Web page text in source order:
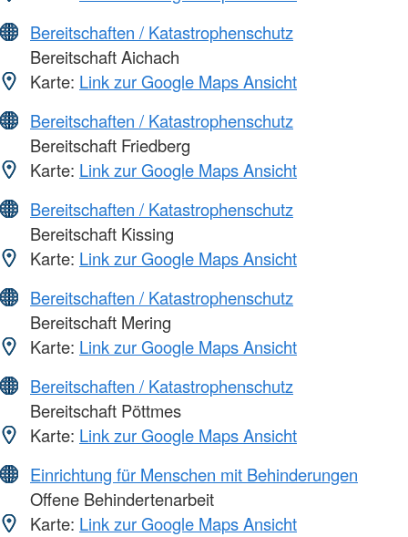
Bereitschaften / Katastrophenschutz
Bereitschaft Aichach
Karte: Link zur Google Maps Ansicht
Bereitschaften / Katastrophenschutz
Bereitschaft Friedberg
Karte: Link zur Google Maps Ansicht
Bereitschaften / Katastrophenschutz
Bereitschaft Kissing
Karte: Link zur Google Maps Ansicht
Bereitschaften / Katastrophenschutz
Bereitschaft Mering
Karte: Link zur Google Maps Ansicht
Bereitschaften / Katastrophenschutz
Bereitschaft Pöttmes
Karte: Link zur Google Maps Ansicht
Einrichtung für Menschen mit Behinderungen
Offene Behindertenarbeit
Karte: Link zur Google Maps Ansicht